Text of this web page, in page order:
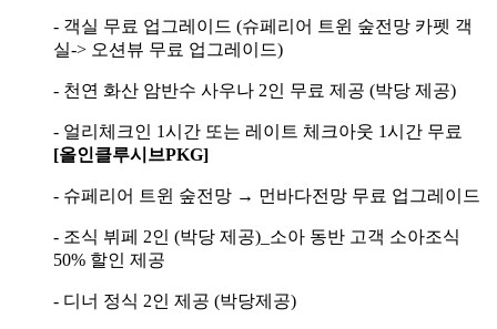
- 객실 무료 업그레이드 (슈페리어 트윈 숲전망 카펫 객
실-> 오션뷰 무료 업그레이드)
- 천연 화산 암반수 사우나 2인 무료 제공 (박당 제공)
- 얼리체크인 1시간 또는 레이트 체크아웃 1시간 무료
[올인클루시브PKG]
- 슈페리어 트윈 숲전망 → 먼바다전망 무료 업그레이드
- 조식 뷔페 2인 (박당 제공)_소아 동반 고객 소아조식
50% 할인 제공
- 디너 정식 2인 제공 (박당제공)